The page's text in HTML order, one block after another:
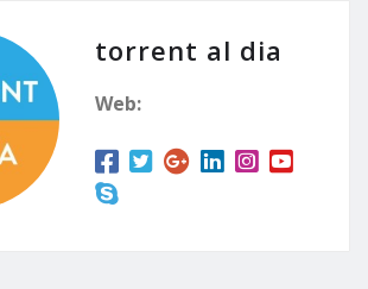
torrent al dia
Web: